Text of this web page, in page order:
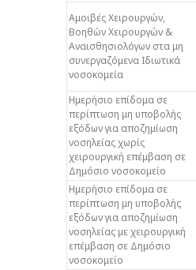
Αμοιβές Χειρουργών,
Βοηθών Χειρουργών &
Αναισθησιολόγων στα μη
συνεργαζόμενα Ιδιωτικά
νοσοκομεία
Ημερήσιο επίδομα σε
περίπτωση μη υποβολής
εξόδων για αποζημίωση
νοσηλείας χωρίς
χειρουργική επέμβαση σε
Δημόσιο νοσοκομείο
Ημερήσιο επίδομα σε
περίπτωση μη υποβολής
εξόδων για αποζημίωση
νοσηλείας με χειρουργική
επέμβαση σε Δημόσιο
νοσοκομείο